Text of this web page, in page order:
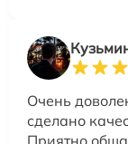
Очень
сделано
Приятно